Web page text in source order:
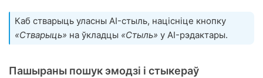
Каб стварыць уласны AI-стыль, націсніце кнопку
«Стварыць» на ўкладцы «Стыль» у AI-рэдактары.
Пашыраны пошук эмодзі і стыкераў